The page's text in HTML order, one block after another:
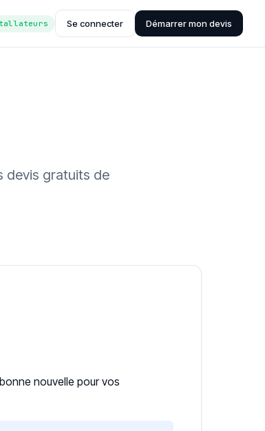
Se connecter Démarrer mon devis
devis gratuits de
nouvelle pour vos